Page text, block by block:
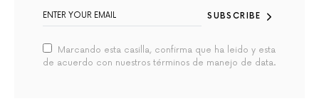
SUBSCRIBE
Marcando esta casilla, confirma que ha leido y esta
de acuerdo con nuestros términos de manejo de data.